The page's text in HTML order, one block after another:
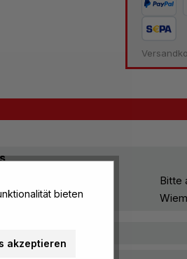
Bitte
bieten
akzeptieren